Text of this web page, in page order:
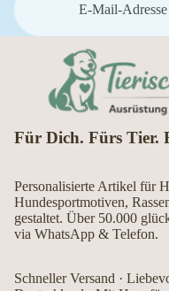
Für Dich. Fürs Tier.
Personalisierte Artikel für
Hundesportmotiven,
gestaltet. Über 50.000
via WhatsApp & Telefon.
Schneller Versand ·